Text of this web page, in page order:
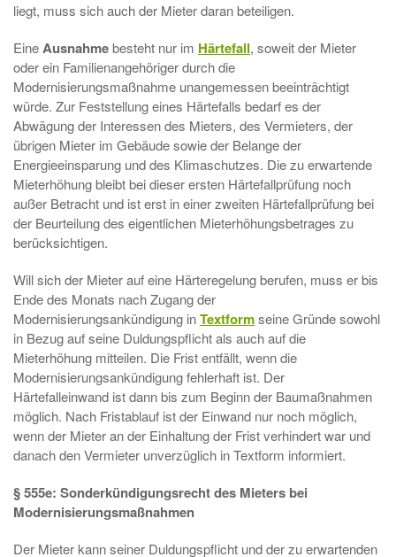
liegt, muss sich auch der Mieter daran beteiligen.
EineAusnahmebesteht nur im Härtefall, soweit der Mieter
oder ein Familienangehöriger durch die
Modernisierungsmaßnahme unangemessen beeinträchtigt
würde. Zur Feststellung eines Härtefalls bedarf es der
Abwägung der Interessen des Mieters, des Vermieters, der
übrigen Mieter im Gebäude sowie der Belange der
Energieeinsparung und des Klimaschutzes. Die zu erwartende
Mieterhöhung bleibt bei dieser ersten Härtefallprüfung noch
außer Betracht und ist erst in einer zweiten Härtefallprüfung bei
der Beurteilung des eigentlichen Mieterhöhungsbetrages zu
berücksichtigen.
Will sich der Mieter auf eine Härteregelung berufen, muss er bis
Ende des Monats nach Zugang der
Modernisierungsankündigung inTextformseine Gründe sowohl
in Bezug auf seine Duldungspflicht als auch auf die
Mieterhöhung mitteilen. Die Frist entfällt, wenn die
Modernisierungsankündigung fehlerhaft ist. Der
Härtefalleinwand ist dann bis zum Beginn der Baumaßnahmen
möglich. Nach Fristablauf ist der Einwand nur noch möglich,
wenn der Mieter an der Einhaltung der Frist verhindert war und
danach den Vermieter unverzüglich in Textform informiert.
§ 555e: Sonderkündigungsrecht des Mieters bei
Modernisierungsmaßnahmen
Der Mieter kann seiner Duldungspflicht und der zu erwartenden